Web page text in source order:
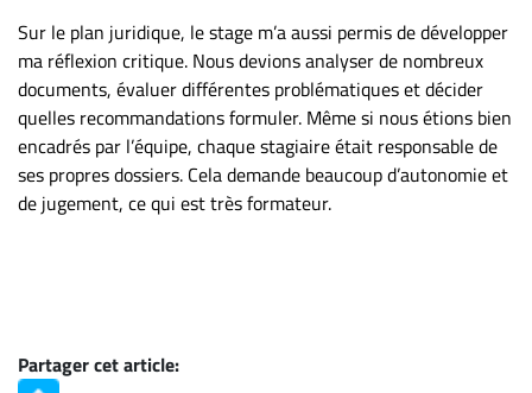
Sur le plan juridique, le stage m’a aussi permis de développer
ma réflexion critique. Nous devions analyser de nombreux
documents, évaluer différentes problématiques et décider
quelles recommandations formuler. Même si nous étions bien
encadrés par l’équipe, chaque stagiaire était responsable de
ses propres dossiers. Cela demande beaucoup d’autonomie et
de jugement, ce qui est très formateur.
Partager cet article: